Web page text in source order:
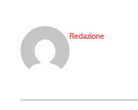
Redazione